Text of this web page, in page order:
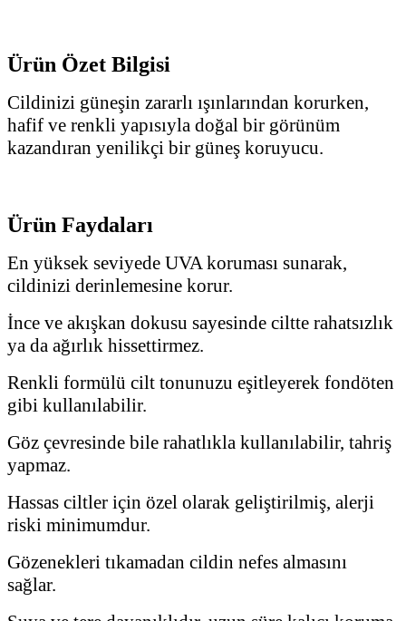
Ürün Özet Bilgisi
Cildinizi güneşin zararlı ışınlarından korurken,
hafif ve renkli yapısıyla doğal bir görünüm
kazandıran yenilikçi bir güneş koruyucu.
Ürün Faydaları
En yüksek seviyede UVA koruması sunarak,
cildinizi derinlemesine korur.
İnce ve akışkan dokusu sayesinde ciltte rahatsızlık
ya da ağırlık hissettirmez.
Renkli formülü cilt tonunuzu eşitleyerek fondöten
gibi kullanılabilir.
Göz çevresinde bile rahatlıkla kullanılabilir, tahriş
yapmaz.
Hassas ciltler için özel olarak geliştirilmiş, alerji
riski minimumdur.
Gözenekleri tıkamadan cildin nefes almasını
sağlar.